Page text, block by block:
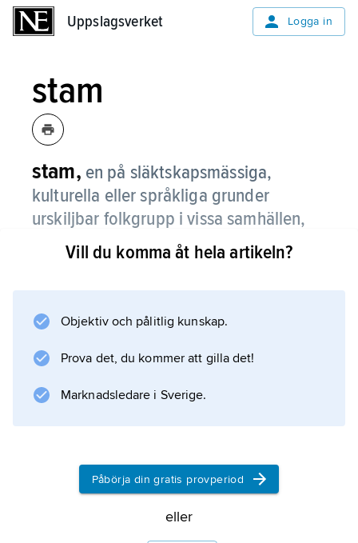
Uppslagsverket Logga in
stam
stam, en på släktskapsmässiga,
kulturella eller språkliga grunder
urskiljbar folkgrupp i vissa samhällen,
ofta med eget territorium.
; jämför
. I antikhistorisk forskning används ordet
synonymt med grekiskans
fyle
Vill du komma åt hela artikeln?
Objektiv och pålitlig kunskap.
Prova det, du kommer att gilla det!
Marknadsledare i Sverige.
Påbörja din gratis provperiod
eller